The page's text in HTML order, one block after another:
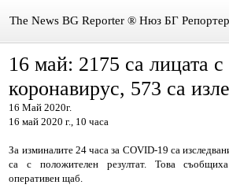
The News BG Reporter ® Нюз БГ Репортер
НОВИНИ
ЗА НАС
ВИДЕО
16 май: 2175 са лицата с
коронавирус, 573 са
16 Май 2020г.
16 май 2020 г., 10 часа
За изминалите 24 часа за COVID-19 са
са с положителен резултат. Това
оперативен щаб.